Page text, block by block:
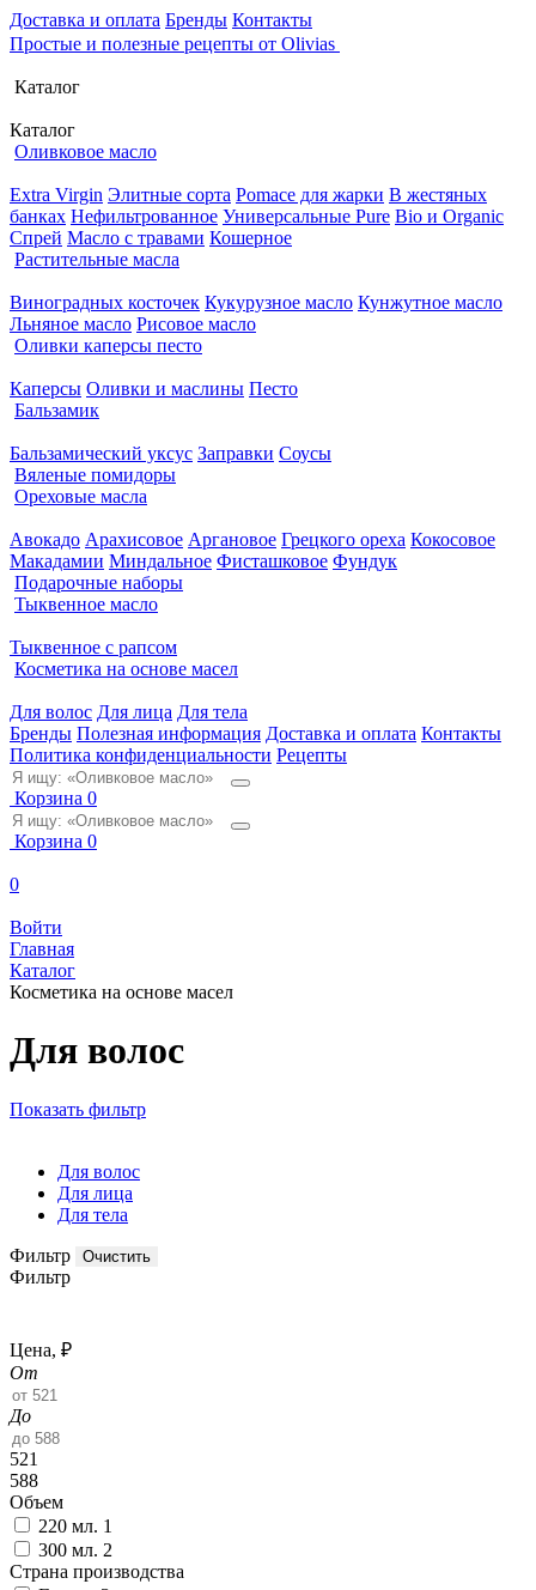
Доставка и оплата Бренды Контакты
Простые и полезные рецепты от Olivias
Каталог
Каталог
Оливковое масло
Extra Virgin Элитные сорта Pomace для жарки В жестяных
банках Нефильтрованное Универсальные Pure Bio и Organic
Спрей Масло с травами Кошерное
Растительные масла
Виноградных косточек Кукурузное масло Кунжутное масло
Льняное масло Рисовое масло
Оливки каперсы песто
Каперсы Оливки и маслины Песто
Бальзамик
Бальзамический уксус Заправки Соусы
Вяленые помидоры
Ореховые масла
Авокадо Арахисовое Аргановое Грецкого ореха Кокосовое
Макадамии Миндальное Фисташковое Фундук
Подарочные наборы
Тыквенное масло
Тыквенное с рапсом
Косметика на основе масел
Для волос Для лица Для тела
Бренды Полезная информация Доставка и оплата Контакты
Политика конфиденциальности Рецепты
Корзина 0
Корзина 0
0
Войти
Главная
Каталог
Косметика на основе масел
Для волос
Показать фильтр
Для волос
Для лица
Для тела
Фильтр
Фильтр
Цена, ₽
От
До
521
588
Объем
220 мл. 1
300 мл. 2
Страна производства